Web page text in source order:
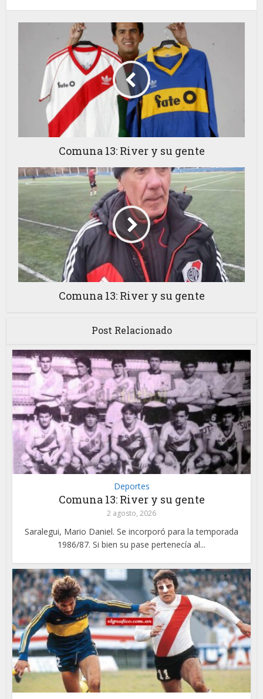
Comuna 13: River y su gente
Comuna 13: River y su gente
Post Relacionado
Deportes
Comuna 13: River y su gente
2 agosto, 2026
Saralegui, Mario Daniel. Se incorporó para la temporada
1986/87. Si bien su pase pertenecía al...